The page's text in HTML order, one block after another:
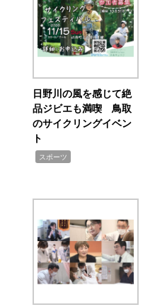
日野川の風を感じて絶
品ジビエも満喫 鳥取
のサイクリングイベン
ト
スポーツ